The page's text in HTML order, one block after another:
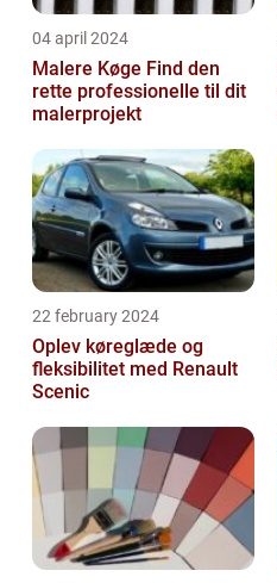
04 april 2024
Malere Køge Find den
rette professionelle til dit
malerprojekt
22 february 2024
Oplev køreglæde og
fleksibilitet med Renault
Scenic